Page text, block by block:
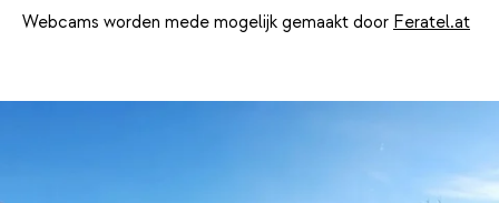
Webcams worden mede mogelijk gemaakt door Feratel.at